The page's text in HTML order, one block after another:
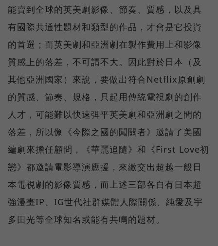
能賣到全球的英美劇影像、節奏、質感，以及具
有國際共通性題材和類型的作品，才會是它投資
的首選；而英美劇和亞洲劇在製作費用上和影像
質感上的落差，不可謂不大。因此對於日本（及
其他亞洲國家）來說，要做出符合Netflix原創劇
的質感、節奏、規格，只起用傳統電視劇的創作
人才，可能難以快速弭平英美劇和亞洲劇之間的
落差，所以像《今際之國的闖關者》邀請了美國
編劇來擔任顧問，《華麗追隨》和《First Love初
戀》都邀請電影導演應援，來繳交出超越一般日
本電視劇的影像質感，而上述三部各自有日本超
強漫畫IP、IG世代社群媒體人際關係、純愛及宇
多田光等全球知名或能有共鳴的題材。